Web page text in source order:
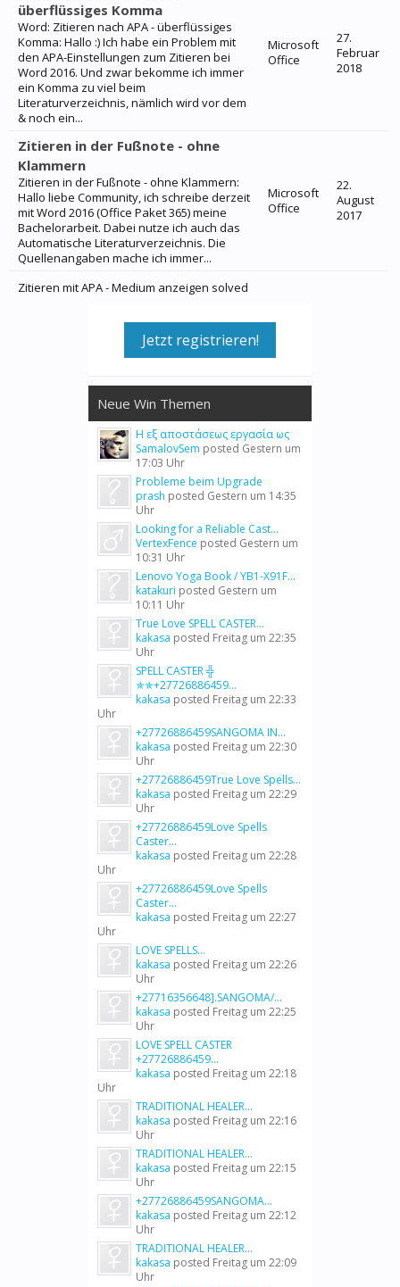
überflüssiges Komma
Word: Zitieren nach APA - überflüssiges
Komma: Hallo :) Ich habe ein Problem mit
den APA-Einstellungen zum Zitieren bei
Word 2016. Und zwar bekomme ich immer
ein Komma zu viel beim
Literaturverzeichnis, nämlich wird vor dem
& noch ein...
Microsoft
Office
27.
Februar
2018
Zitieren in der Fußnote - ohne
Klammern
Zitieren in der Fußnote - ohne Klammern:
Hallo liebe Community, ich schreibe derzeit
mit Word 2016 (Office Paket 365) meine
Bachelorarbeit. Dabei nutze ich auch das
Automatische Literaturverzeichnis. Die
Quellenangaben mache ich immer...
Microsoft
Office
22.
August
2017
Zitieren mit APA - Medium anzeigen solved
Jetzt registrieren!
Neue Win Themen
Η εξ αποστάσεως εργασία ως
SamalovSem posted Gestern um
17:03 Uhr
Probleme beim Upgrade
prash posted Gestern um 14:35
Uhr
Looking for a Reliable Cast...
VertexFence posted Gestern um
10:31 Uhr
Lenovo Yoga Book / YB1-X91F...
katakuri posted Gestern um
10:11 Uhr
True Love SPELL CASTER...
kakasa posted Freitag um 22:35
Uhr
SPELL CASTER ╬
✯✯+27726886459...
kakasa posted Freitag um 22:33
Uhr
+27726886459SANGOMA IN...
kakasa posted Freitag um 22:30
Uhr
+27726886459True Love Spells...
kakasa posted Freitag um 22:29
Uhr
+27726886459Love Spells
Caster...
kakasa posted Freitag um 22:28
Uhr
+27726886459Love Spells
Caster...
kakasa posted Freitag um 22:27
Uhr
LOVE SPELLS...
kakasa posted Freitag um 22:26
Uhr
+27716356648].SANGOMA/...
kakasa posted Freitag um 22:25
Uhr
LOVE SPELL CASTER
+27726886459...
kakasa posted Freitag um 22:18
Uhr
TRADITIONAL HEALER...
kakasa posted Freitag um 22:16
Uhr
TRADITIONAL HEALER...
kakasa posted Freitag um 22:15
Uhr
+27726886459SANGOMA...
kakasa posted Freitag um 22:12
Uhr
TRADITIONAL HEALER...
kakasa posted Freitag um 22:09
Uhr